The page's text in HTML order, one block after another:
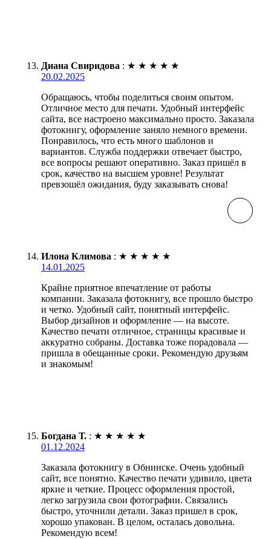
Диана Свиридова : ★ ★ ★ ★ ★
20.02.2025
Обращаюсь, чтобы поделиться своим опытом.
Отличное место для печати. Удобный интерфейс
сайта, все настроено максимально просто. Заказала
фотокнигу, оформление заняло немного времени.
Понравилось, что есть много шаблонов и
вариантов. Служба поддержки отвечает быстро,
все вопросы решают оперативно. Заказ пришёл в
срок, качество на высшем уровне! Результат
превзошёл ожидания, буду заказывать снова!
Илона Климова : ★ ★ ★ ★ ★
14.01.2025
Крайне приятное впечатление от работы
компании. Заказала фотокнигу, все прошло быстро
и четко. Удобный сайт, понятный интерфейс.
Выбор дизайнов и оформление — на высоте.
Качество печати отличное, страницы красивые и
аккуратно собраны. Доставка тоже порадовала —
пришла в обещанные сроки. Рекомендую друзьям
и знакомым!
Богдана Т. : ★ ★ ★ ★ ★
01.12.2024
Заказала фотокнигу в Обнинске. Очень удобный
сайт, все понятно. Качество печати удивило, цвета
яркие и четкие. Процесс оформления простой,
легко загрузила свои фотографии. Связались
быстро, уточнили детали. Заказ пришел в срок,
хорошо упакован. В целом, осталась довольна.
Рекомендую всем!